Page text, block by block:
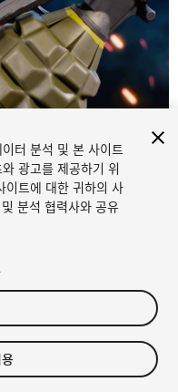
터 분석 및 본 사이트
광고를 제공하기 위
이트에 대한 귀하의 사
분석 협력사와 공유